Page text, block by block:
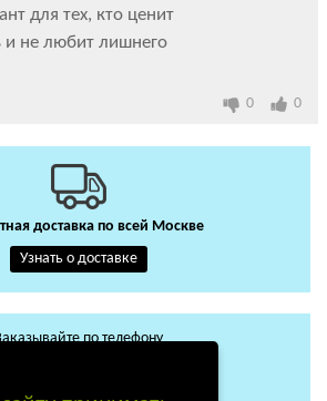
для тех, кто ценит
и не любит лишнего
0 0
доставка по всей Москве
Узнать о доставке
по телефону